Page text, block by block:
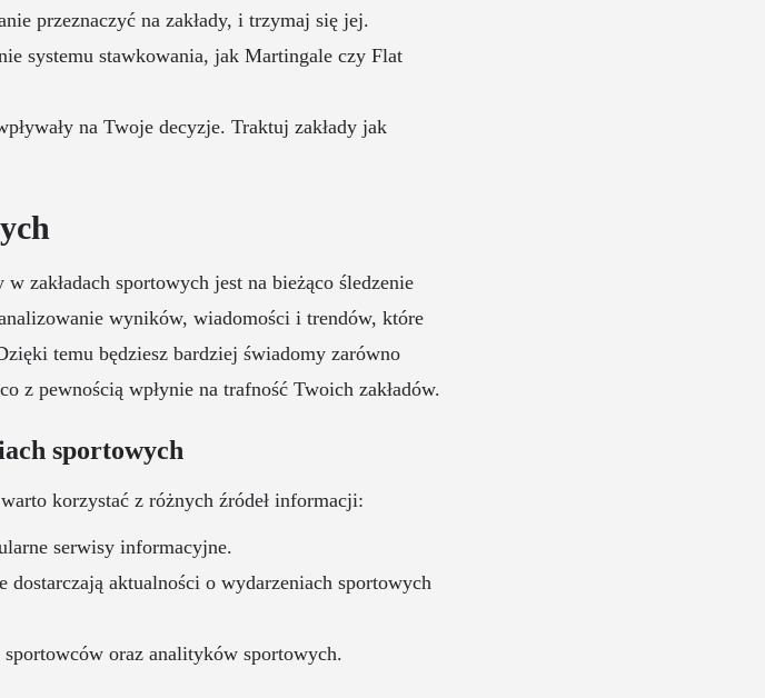
przeznaczyć na zakłady, i trzymaj się jej.
systemu stawkowania, jak Martingale czy Flat
na Twoje decyzje. Traktuj zakłady jak
zakładach sportowych jest na bieżąco śledzenie
wyników, wiadomości i trendów, które
temu będziesz bardziej świadomy zarówno
z pewnością wpłynie na trafność Twoich zakładów.
sportowych
korzystać z różnych źródeł informacji:
serwisy informacyjne.
dostarczają aktualności o wydarzeniach sportowych
oraz analityków sportowych.